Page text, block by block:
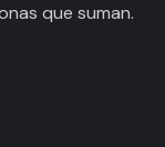
que suman.